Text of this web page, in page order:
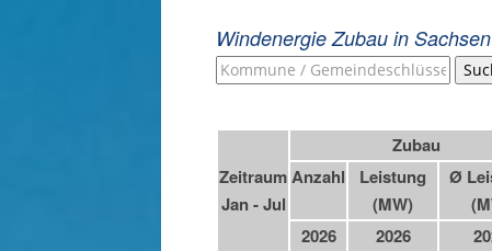
Windenergie Zubau in
Zeitraum
Jan - Jul
Zubau
Anzahl
Leistung
(MW)
Ø
2026
2026